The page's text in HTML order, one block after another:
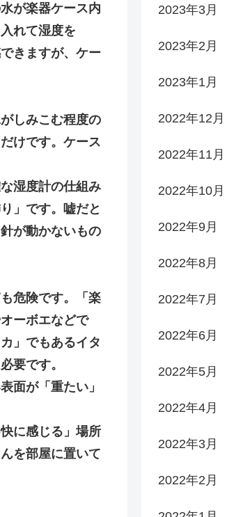
が楽器ケース内
れて湿度を
きますが、ケー
しみこむ程度の
けです。ケース
湿度計の仕組み
」です。嘘だと
が動かないもの
危険です。「楽
ーボエなどで
」でもあるイタ
要です。
面が「重たい」
に感じる」場所
を部屋に置いて
2023年3月
2023年2月
2023年1月
2022年12月
2022年11月
2022年10月
2022年9月
2022年8月
2022年7月
2022年6月
2022年5月
2022年4月
2022年3月
2022年2月